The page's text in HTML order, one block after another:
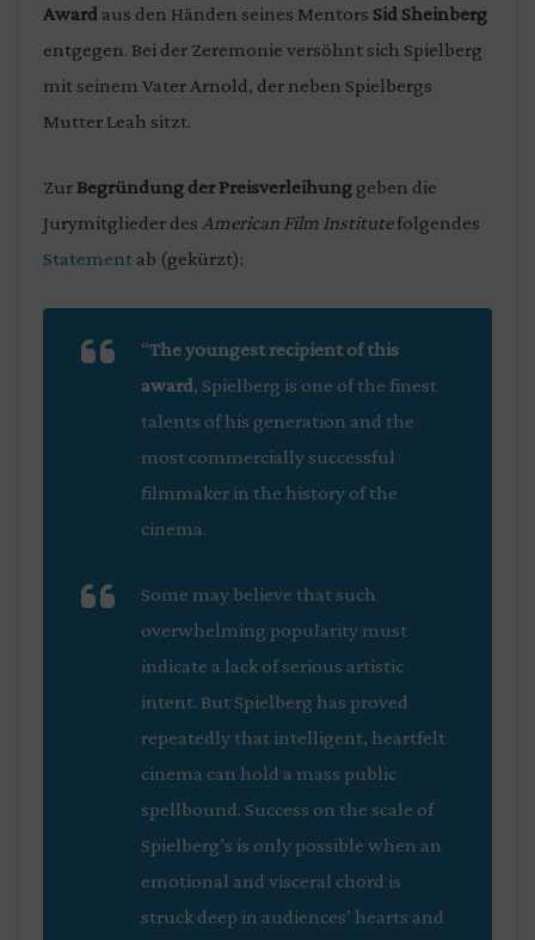
Award aus den Händen seines Mentors Sid Sheinberg
entgegen. Bei der Zeremonie versöhnt sich Spielberg
mit seinem Vater Arnold, der neben Spielbergs
Mutter Leah sitzt.
Zur Begründung der Preisverleihung geben die
Jurymitglieder des American Film Institutefolgendes
Statement ab (gekürzt):
“The youngest recipient of this
award, Spielberg is one of the finest
talents of his generation and the
most commercially successful
filmmaker in the history of the
cinema.
Some may believe that such
overwhelming popularity must
indicate a lack of serious artistic
intent. But Spielberg has proved
repeatedly that intelligent, heartfelt
cinema can hold a mass public
spellbound. Success on the scale of
Spielberg’s is only possible when an
emotional and visceral chord is
struck deep in audiences’ hearts and